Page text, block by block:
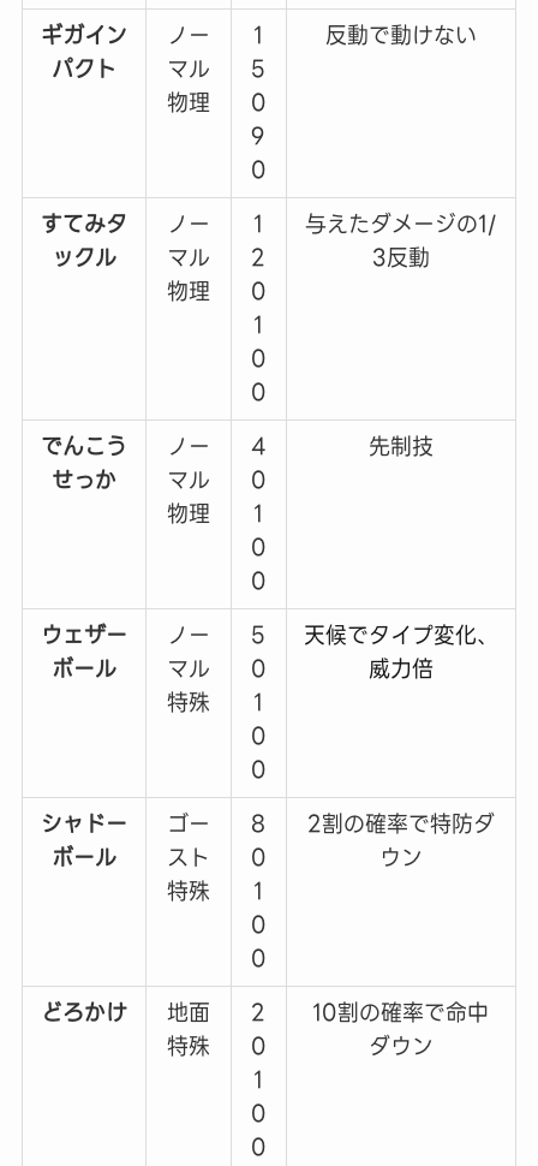
ギガイン
パクト
ノー
マル
物理
1
5
0
9
0
反動で動けない
すてみタ
ックル
ノー
マル
物理
1
2
0
1
0
0
与えたダメージの1/
3反動
でんこう
せっか
ノー
マル
物理
4
0
1
0
0
先制技
ウェザー
ボール
ノー
マル
特殊
5
0
1
0
0
天候でタイプ変化、
威力倍
シャドー
ボール
ゴー
スト
特殊
8
0
1
0
0
2割の確率で特防ダ
ウン
どろかけ
地面
特殊
2
0
1
0
0
10割の確率で命中
ダウン